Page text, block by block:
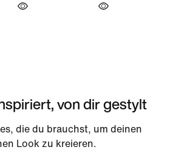
von dir gestylt
die du brauchst, um deinen
Look zu kreieren.